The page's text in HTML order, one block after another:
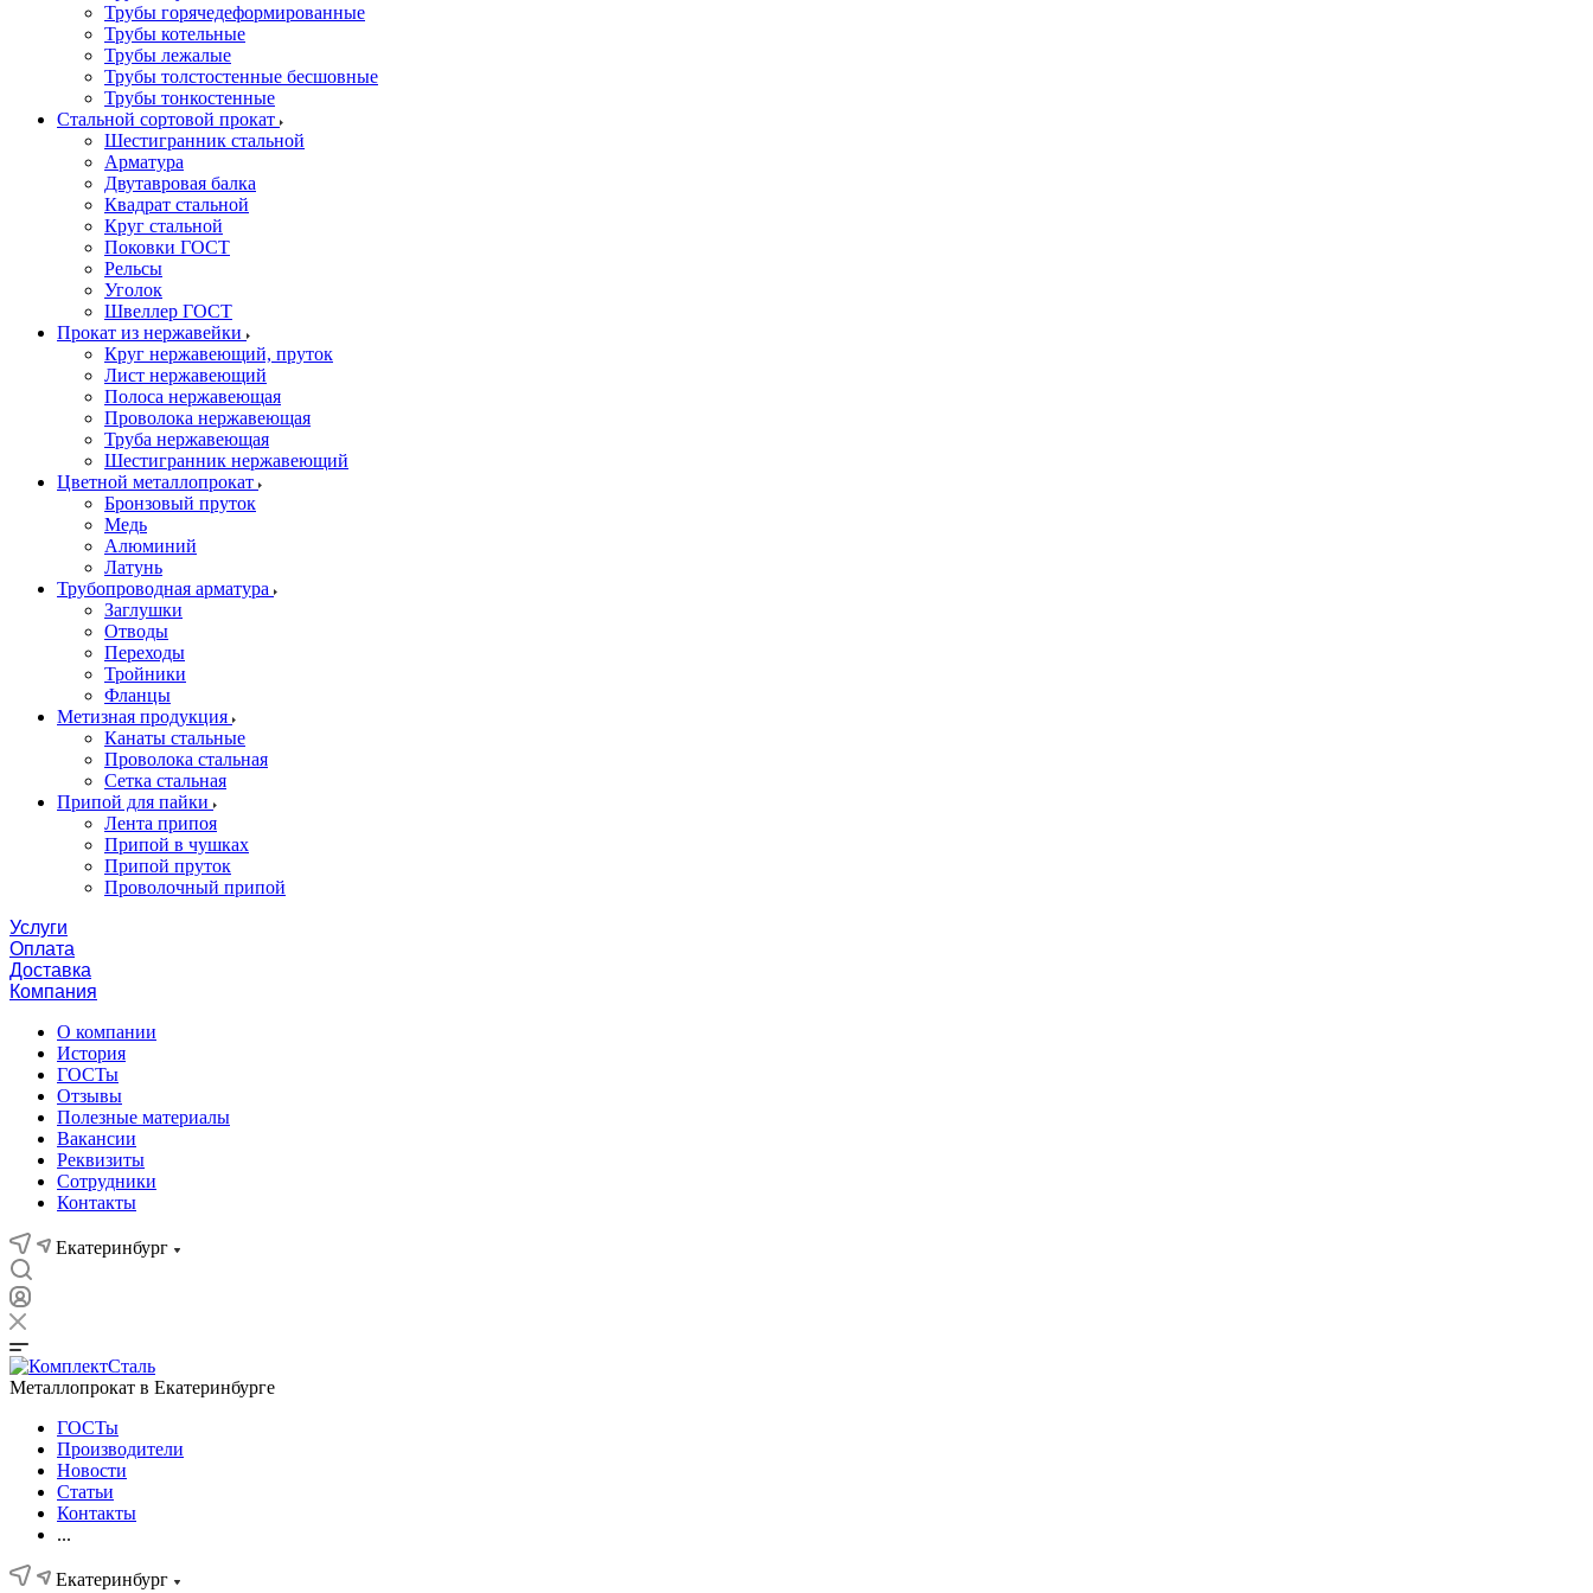
Трубы горячедеформированные
Трубы котельные
Трубы лежалые
Трубы толстостенные бесшовные
Трубы тонкостенные
Стальной сортовой прокат
Шестигранник стальной
Арматура
Двутавровая балка
Квадрат стальной
Круг стальной
Поковки ГОСТ
Рельсы
Уголок
Швеллер ГОСТ
Прокат из нержавейки
Круг нержавеющий, пруток
Лист нержавеющий
Полоса нержавеющая
Проволока нержавеющая
Труба нержавеющая
Шестигранник нержавеющий
Цветной металлопрокат
Бронзовый пруток
Медь
Алюминий
Латунь
Трубопроводная арматура
Заглушки
Отводы
Переходы
Тройники
Фланцы
Метизная продукция
Канаты стальные
Проволока стальная
Сетка стальная
Припой для пайки
Лента припоя
Припой в чушках
Припой пруток
Проволочный припой
Услуги
Оплата
Доставка
Компания
О компании
История
ГОСТы
Отзывы
Полезные материалы
Вакансии
Реквизиты
Сотрудники
Контакты
Екатеринбург
Металлопрокат в Екатеринбурге
ГОСТы
Производители
Новости
Статьи
Контакты
...
Екатеринбург